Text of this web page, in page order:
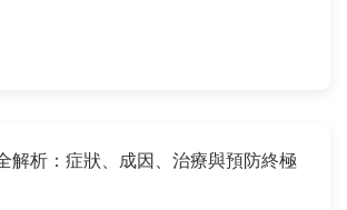
復，避免不必要的擔憂。